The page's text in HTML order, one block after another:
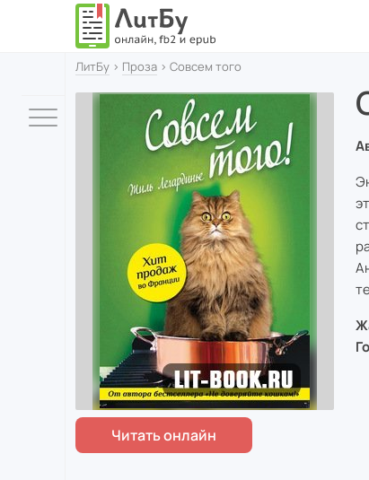
ЛитБу › Проза › Совсем того